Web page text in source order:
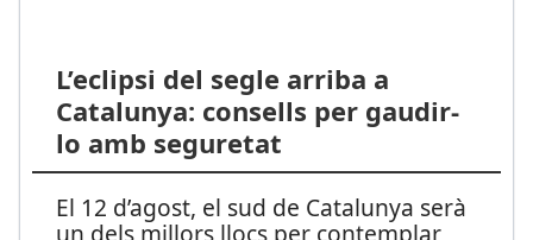
L’eclipsi del segle arriba a
Catalunya: consells per gaudir-
lo amb seguretat
El 12 d’agost, el sud de Catalunya serà
un dels millors llocs per contemplar